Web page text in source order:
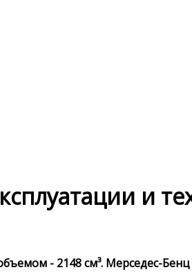
и
- 2148 см³. Мерседес-